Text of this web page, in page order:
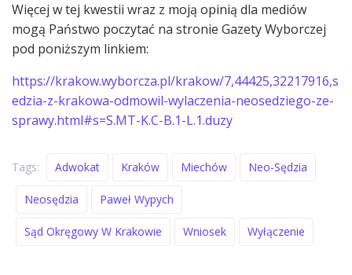
Więcej w tej kwestii wraz z moją opinią dla mediów
mogą Państwo poczytać na stronie Gazety Wyborczej
pod poniższym linkiem:
https://krakow.wyborcza.pl/krakow/7,44425,32217916,s
edzia-z-krakowa-odmowil-wylaczenia-neosedziego-ze-
sprawy.html#s=S.MT-K.C-B.1-L.1.duzy
Tags: Adwokat Kraków Miechów Neo-Sędzia
Neosędzia Paweł Wypych
Sąd Okręgowy W Krakowie Wniosek Wyłączenie